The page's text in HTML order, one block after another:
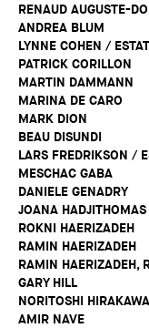
RENAUD AUGUSTE-
ANDREA BLUM
LYNNE COHEN /
PATRICK CORILLON
MARTIN DAMMANN
MARINA DE CARO
MARK DION
BEAU DISUNDI
LARS FREDRIKSON /
MESCHAC GABA
DANIELE GENADRY
JOANA
ROKNI HAERIZADEH
RAMIN HAERIZADEH
RAMIN HAERIZADEH,
GARY HILL
NORITOSHI HIRAKAWA
AMIR NAVE